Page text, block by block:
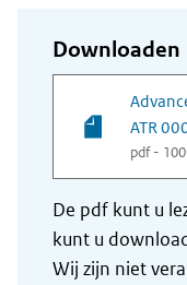
Downloaden
ATR
pdf -
De pdf kunt u
kunt u
Wij zijn niet